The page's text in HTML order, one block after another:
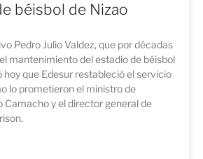
béisbol de Nizao
Pedro Julio Valdez, que por décadas
mantenimiento del estadio de béisbol
que Edesur restableció el servicio
lo prometieron el ministro de
Camacho y el director general de